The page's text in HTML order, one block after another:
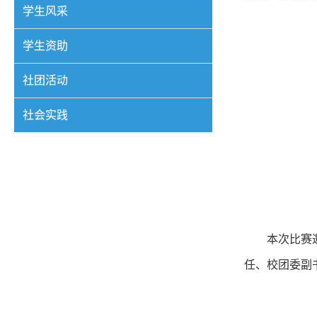
学生风采
学生资助
社团活动
社会实践
本次比赛
任、校团委副